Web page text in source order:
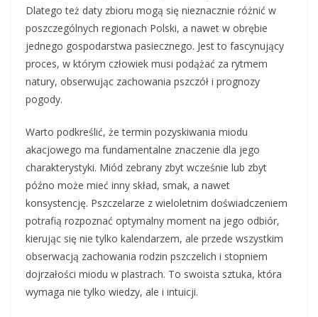
Dlatego też daty zbioru mogą się nieznacznie różnić w
poszczególnych regionach Polski, a nawet w obrębie
jednego gospodarstwa pasiecznego. Jest to fascynujący
proces, w którym człowiek musi podążać za rytmem
natury, obserwując zachowania pszczół i prognozy
pogody.
Warto podkreślić, że termin pozyskiwania miodu
akacjowego ma fundamentalne znaczenie dla jego
charakterystyki. Miód zebrany zbyt wcześnie lub zbyt
późno może mieć inny skład, smak, a nawet
konsystencję. Pszczelarze z wieloletnim doświadczeniem
potrafią rozpoznać optymalny moment na jego odbiór,
kierując się nie tylko kalendarzem, ale przede wszystkim
obserwacją zachowania rodzin pszczelich i stopniem
dojrzałości miodu w plastrach. To swoista sztuka, która
wymaga nie tylko wiedzy, ale i intuicji.